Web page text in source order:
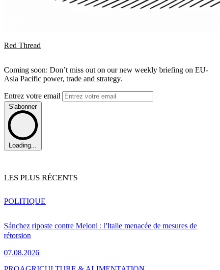
Red Thread
Coming soon: Don’t miss out on our new weekly briefing on EU-
Asia Pacific power, trade and strategy.
Entrez votre email
S'abonner
Loading...
LES PLUS RÉCENTS
Sánchez riposte contre Meloni : l'Italie menacée de mesures de
rétorsion
07.08.2026
POLITIQUE